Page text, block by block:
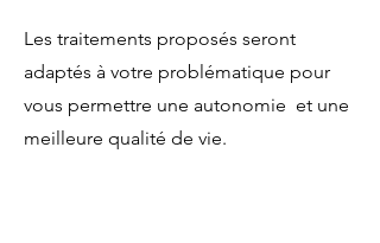
​Les traitements proposés seront
adaptés à votre problématique pour
vous permettre une autonomie et une
meilleure qualité de vie.